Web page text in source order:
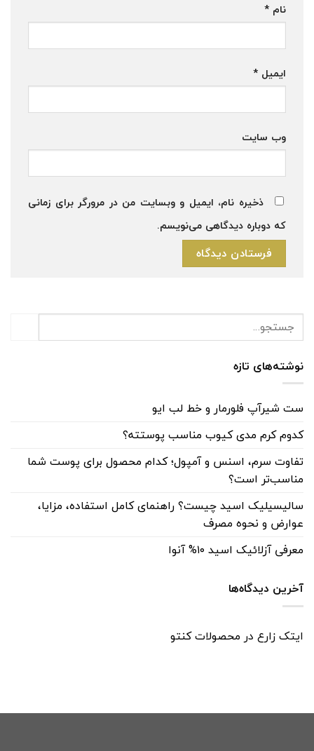
نام *
ایمیل *
وب‌ سایت
ذخیره نام، ایمیل و وبسایت من در مرورگر برای زمانی
که دوباره دیدگاهی می‌نویسم.
نوشته‌های تازه
ست شیرآپ فلورمار و خط لب ایو
کدوم کرم مدی کیوب مناسب پوستته؟
تفاوت سرم، اسنس و آمپول؛ کدام محصول برای پوست شما
مناسب‌تر است؟
سالیسیلیک اسید چیست؟ راهنمای کامل استفاده، مزایا،
عوارض و نحوه مصرف
معرفی آزلائیک اسید ۱۰% آنوا
آخرین دیدگاه‌ها
ایتک زارع در محصولات کنتو